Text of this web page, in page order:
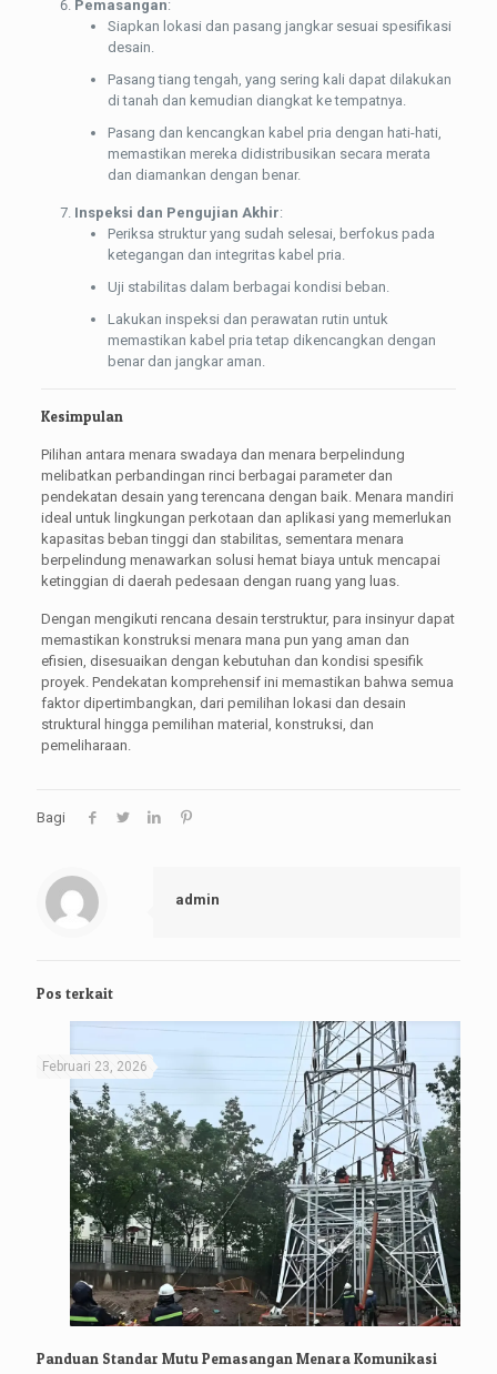
Pemasangan:
Siapkan lokasi dan pasang jangkar sesuai spesifikasi
desain.
Pasang tiang tengah, yang sering kali dapat dilakukan
di tanah dan kemudian diangkat ke tempatnya.
Pasang dan kencangkan kabel pria dengan hati-hati,
memastikan mereka didistribusikan secara merata
dan diamankan dengan benar.
Inspeksi dan Pengujian Akhir:
Periksa struktur yang sudah selesai, berfokus pada
ketegangan dan integritas kabel pria.
Uji stabilitas dalam berbagai kondisi beban.
Lakukan inspeksi dan perawatan rutin untuk
memastikan kabel pria tetap dikencangkan dengan
benar dan jangkar aman.
Kesimpulan
Pilihan antara menara swadaya dan menara berpelindung
melibatkan perbandingan rinci berbagai parameter dan
pendekatan desain yang terencana dengan baik. Menara mandiri
ideal untuk lingkungan perkotaan dan aplikasi yang memerlukan
kapasitas beban tinggi dan stabilitas, sementara menara
berpelindung menawarkan solusi hemat biaya untuk mencapai
ketinggian di daerah pedesaan dengan ruang yang luas.
Dengan mengikuti rencana desain terstruktur, para insinyur dapat
memastikan konstruksi menara mana pun yang aman dan
efisien, disesuaikan dengan kebutuhan dan kondisi spesifik
proyek. Pendekatan komprehensif ini memastikan bahwa semua
faktor dipertimbangkan, dari pemilihan lokasi dan desain
struktural hingga pemilihan material, konstruksi, dan
pemeliharaan.
Bagi
admin
Pos terkait
Februari 23, 2026
Panduan Standar Mutu Pemasangan Menara Komunikasi